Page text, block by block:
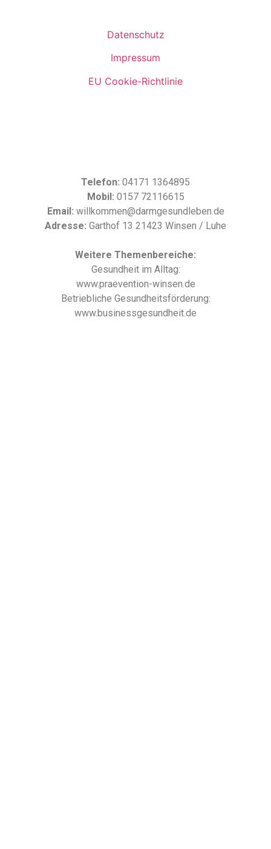
Telefon: 04171 1364895
Mobil: 0157 72116615
Email: willkommen@darmgesundleben.de
Adresse: Garthof 13 21423 Winsen / Luhe
Weitere Themenbereiche:
Gesundheit im Alltag:
www.praevention-winsen.de
Betriebliche Gesundheitsförderung:
www.businessgesundheit.de
Datenschutz
Impressum
EU Cookie-Richtlinie